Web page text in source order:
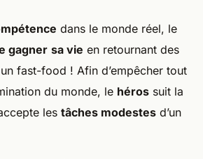
dans le monde réel, le
gagner sa vie en retournant des
fast-food ! Afin d’empêcher tout
du monde, le héros suit la
les tâches modestes d’un